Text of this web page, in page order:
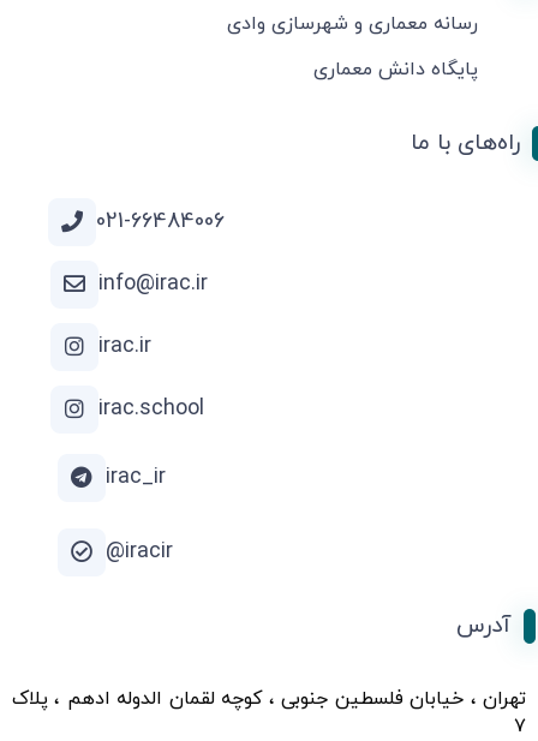
رسانه معماری و شهرسازی وادی
پایگاه دانش معماری
راه‌های با ما
021-66484006
info@irac.ir
irac.ir
irac.school
irac_ir
iracir@
آدرس
تهران ، خیابان فلسطین جنوبی ، کوچه لقمان الدوله ادهم ، پلاک
۷